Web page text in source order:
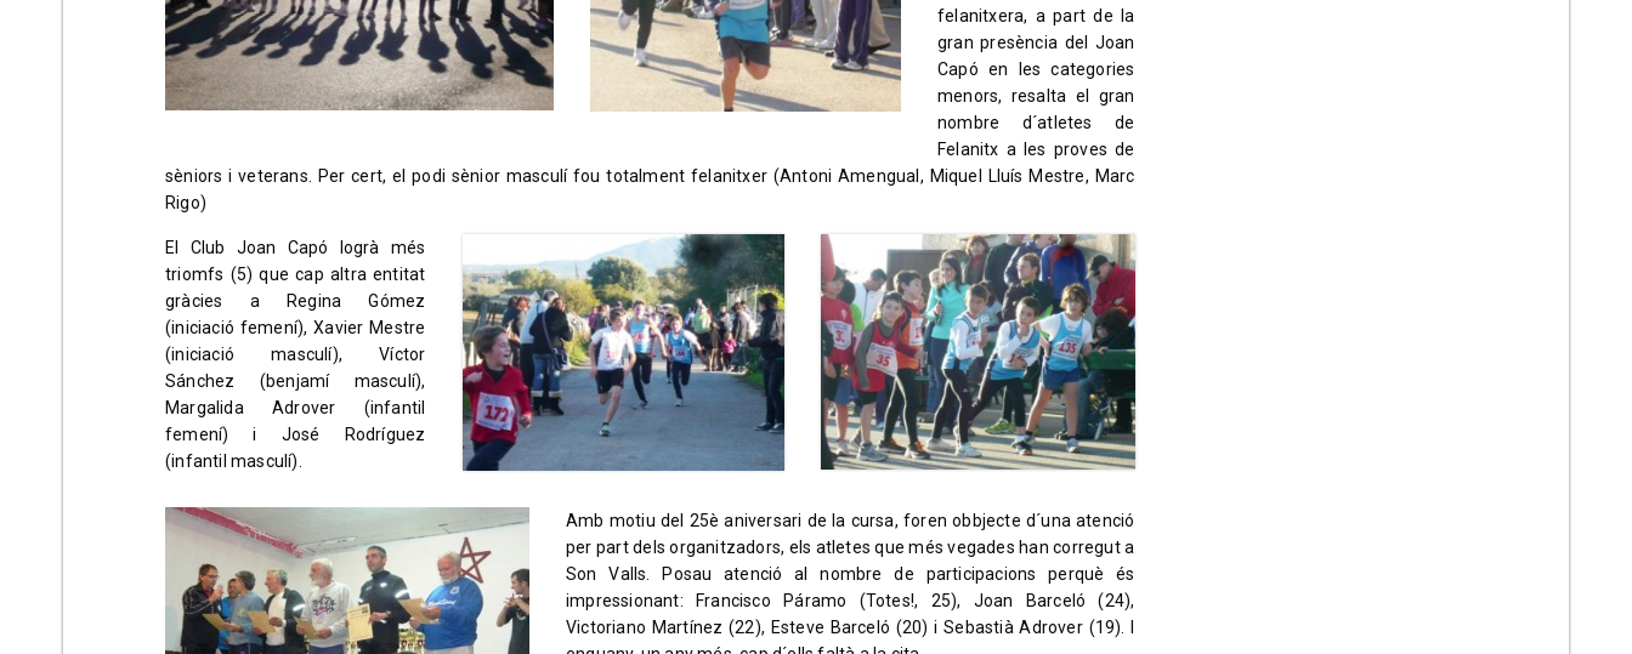
felanitxera, a part de la
gran presència del Joan
Capó en les categories
menors, resalta el gran
nombre d´atletes de
Felanitx a les proves de
sèniors i veterans. Per cert, el podi sènior masculí fou totalment felanitxer (Antoni Amengual, Miquel Lluís Mestre, Marc
Rigo)
El Club Joan Capó logrà més
triomfs (5) que cap altra entitat
gràcies a Regina Gómez
(iniciació femení), Xavier Mestre
(iniciació masculí), Víctor
Sánchez (benjamí masculí),
Margalida Adrover (infantil
femení) i José Rodríguez
(infantil masculí).
Amb motiu del 25è aniversari de la cursa, foren obbjecte d´una atenció
per part dels organitzadors, els atletes que més vegades han corregut a
Son Valls. Posau atenció al nombre de participacions perquè és
impressionant: Francisco Páramo (Totes!, 25), Joan Barceló (24),
Victoriano Martínez (22), Esteve Barceló (20) i Sebastià Adrover (19). I